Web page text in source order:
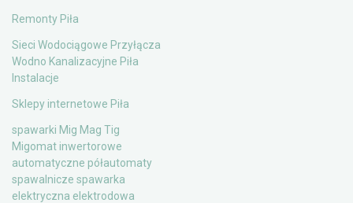
Remonty Piła
Sieci Wodociągowe Przyłącza
Wodno Kanalizacyjne Piła
Instalacje
Sklepy internetowe Piła
spawarki Mig Mag Tig
Migomat inwertorowe
automatyczne półautomaty
spawalnicze spawarka
elektryczna elektrodowa